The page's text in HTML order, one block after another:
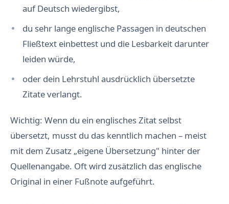
auf Deutsch wiedergibst,
du sehr lange englische Passagen in deutschen
Fließtext einbettest und die Lesbarkeit darunter
leiden würde,
oder dein Lehrstuhl ausdrücklich übersetzte
Zitate verlangt.
Wichtig: Wenn du ein englisches Zitat selbst
übersetzt, musst du das kenntlich machen – meist
mit dem Zusatz „eigene Übersetzung" hinter der
Quellenangabe. Oft wird zusätzlich das englische
Original in einer Fußnote aufgeführt.